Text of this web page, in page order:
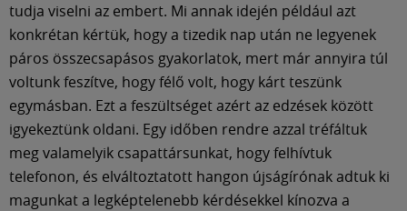
tudja viselni az embert. Mi annak idején például azt
konkrétan kértük, hogy a tizedik nap után ne legyenek
páros összecsapásos gyakorlatok, mert már annyira túl
voltunk feszítve, hogy félő volt, hogy kárt teszünk
egymásban. Ezt a feszültséget azért az edzések között
igyekeztünk oldani. Egy időben rendre azzal tréfáltuk
meg valamelyik csapattársunkat, hogy felhívtuk
telefonon, és elváltoztatott hangon újságírónak adtuk ki
magunkat a legképtelenebb kérdésekkel kínozva a